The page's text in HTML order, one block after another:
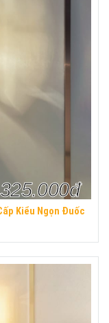
Kiểu Ngọn Đuốc
325.000đ